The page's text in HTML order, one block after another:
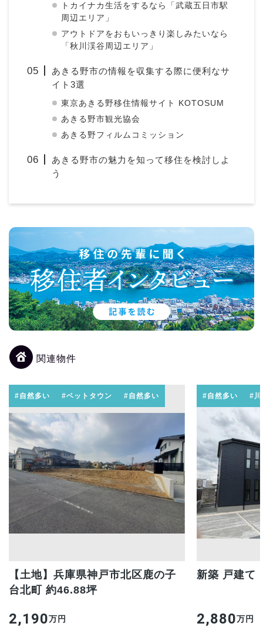
トカイナカ生活をするなら「武蔵五日市駅
周辺エリア」
アウトドアをおもいっきり楽しみたいなら
「秋川渓谷周辺エリア」
あきる野市の情報を収集する際に便利なサ
イト3選
東京あきる野移住情報サイト KOTOSUM
あきる野市観光協会
あきる野フィルムコミッション
あきる野市の魅力を知って移住を検討しよ
う
関連物件
#自然多い #ベットタウン #自然多い
【土地】兵庫県神戸市北区鹿の子
台北町 約46.88坪
2,190万円
#自然多い #川
新築 戸建て
2,880万円